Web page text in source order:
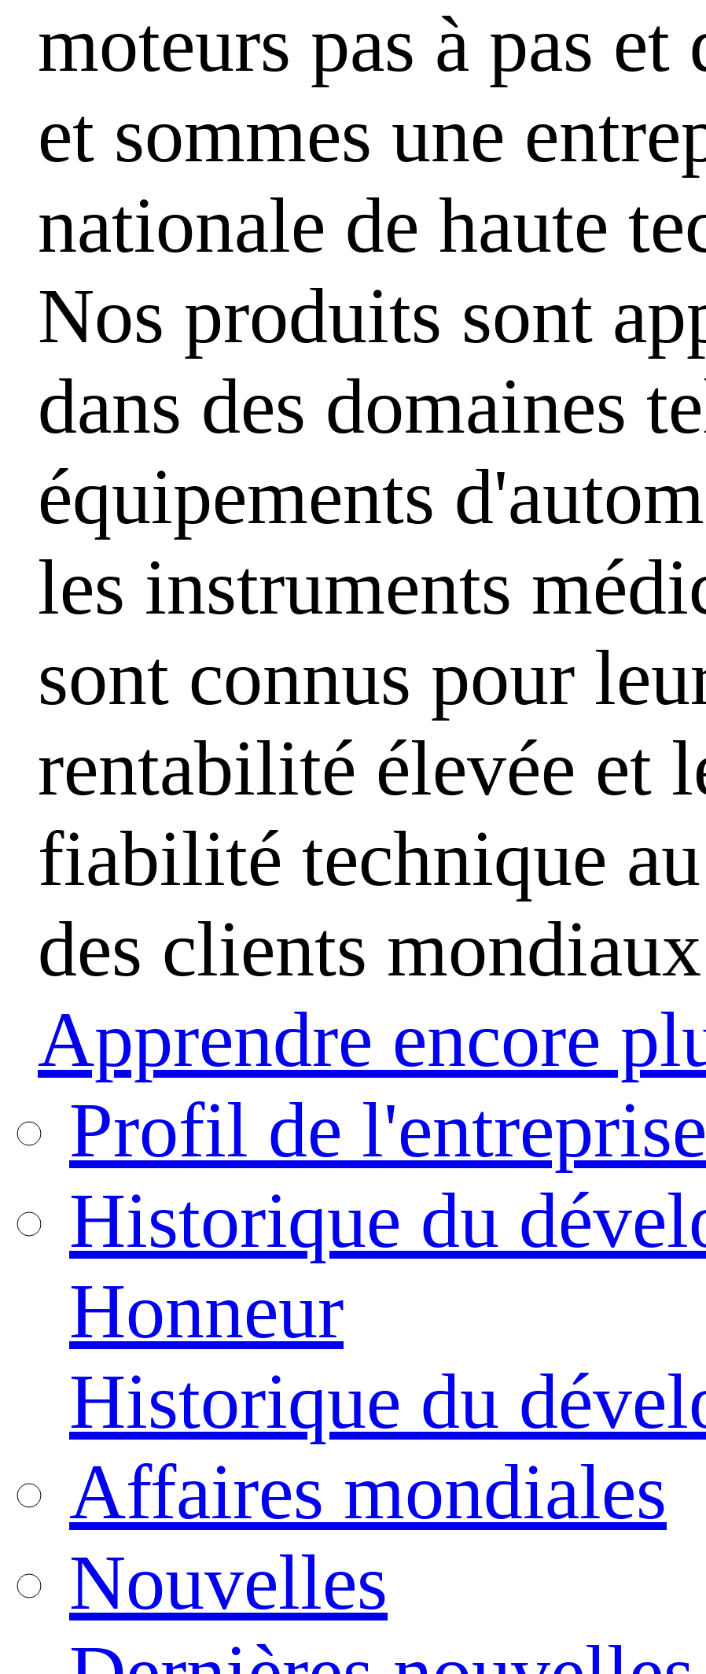
moteurs pas à pas et
et sommes une
nationale de haute
Nos produits sont
dans des domaines
équipements
les instruments
sont connus pour
rentabilité élevée et
fiabilité technique
des clients
Apprendre encore
Profil de l'entreprise
Historique du
Honneur
Historique du
Affaires mondiales
Nouvelles